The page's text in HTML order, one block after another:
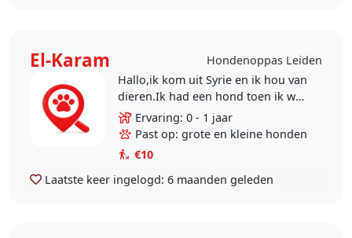
El-Karam
Hondenoppas Leiden
Hallo,ik kom uit Syrie en ik hou van
dieren.Ik had een hond toen ik was
in Syrie was maar nu heb ik geen
dier.
Ervaring: 0 - 1 jaar
Past op: grote en kleine honden
€10
Laatste keer ingelogd: 6 maanden geleden